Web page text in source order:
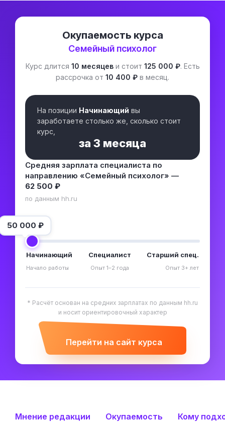
Окупаемость курса
Семейный психолог
Курс длится 10 месяцеви стоит 125 000 ₽. Есть
рассрочка от 10 400 ₽ в месяц.
На позиции Начинающий вы
заработаете столько же, сколько стоит
курс,
за 3 месяца
Средняя зарплата специалиста по
направлению «Семейный психолог» —
62 500 ₽
по данным hh.ru
50 000 ₽
Начинающий
Начало работы
Специалист
Опыт 1–2 года
Старший спец.
Опыт 3+ лет
* Расчёт основан на средних зарплатах по данным hh.ru
и носит ориентировочный характер
Перейти на сайт курса
Мнение редакции Окупаемость Кому